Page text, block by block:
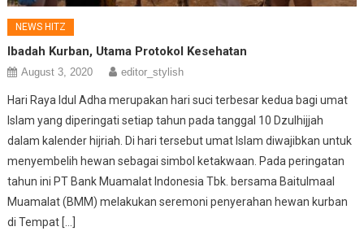
NEWS HITZ
Ibadah Kurban, Utama Protokol Kesehatan
August 3, 2020 editor_stylish
Hari Raya Idul Adha merupakan hari suci terbesar kedua bagi umat
Islam yang diperingati setiap tahun pada tanggal 10 Dzulhijjah
dalam kalender hijriah. Di hari tersebut umat Islam diwajibkan untuk
menyembelih hewan sebagai simbol ketakwaan. Pada peringatan
tahun ini PT Bank Muamalat Indonesia Tbk. bersama Baitulmaal
Muamalat (BMM) melakukan seremoni penyerahan hewan kurban
di Tempat […]